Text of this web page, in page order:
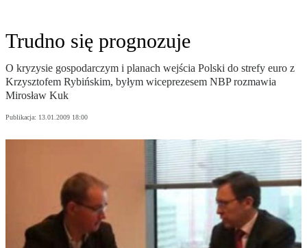
Trudno się prognozuje
O kryzysie gospodarczym i planach wejścia Polski do strefy euro z
Krzysztofem Rybińskim, byłym wiceprezesem NBP rozmawia
Mirosław Kuk
Publikacja: 13.01.2009 18:00